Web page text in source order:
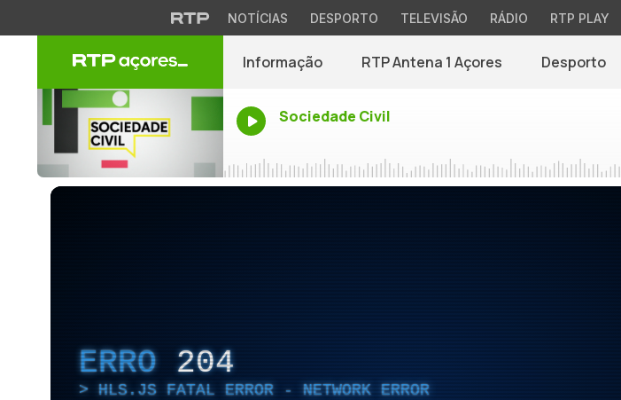
NOTÍCIAS DESPORTO TELEVISÃO RÁDIO RTP PLAY
Informação RTP Antena 1 Açores Desporto
Sociedade Civil
ERRO 204
HLS.JS FATAL ERROR - NETWORK ERROR